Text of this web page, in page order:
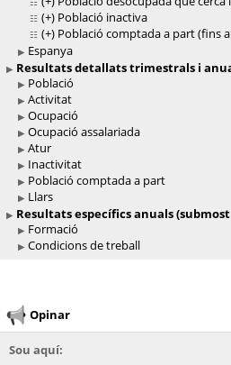
(+) Població inactiva
(+) Població comptada a part (fins
Espanya
Resultats detallats trimestrals i
Població
Activitat
Ocupació
Ocupació assalariada
Atur
Inactivitat
Població comptada a part
Llars
Resultats específics anuals
Formació
Condicions de treball
Opinar
Sou aquí: